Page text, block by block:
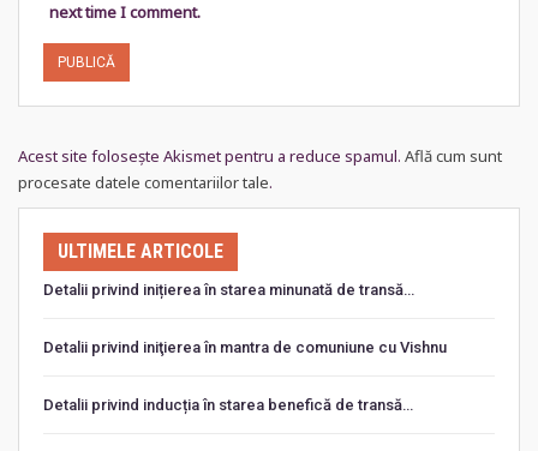
next time I comment.
Acest site folosește Akismet pentru a reduce spamul. Află cum sunt
procesate datele comentariilor tale.
ULTIMELE ARTICOLE
Detalii privind inițierea în starea minunată de transă…
Detalii privind iniţierea în mantra de comuniune cu Vishnu
Detalii privind inducția în starea benefică de transă…